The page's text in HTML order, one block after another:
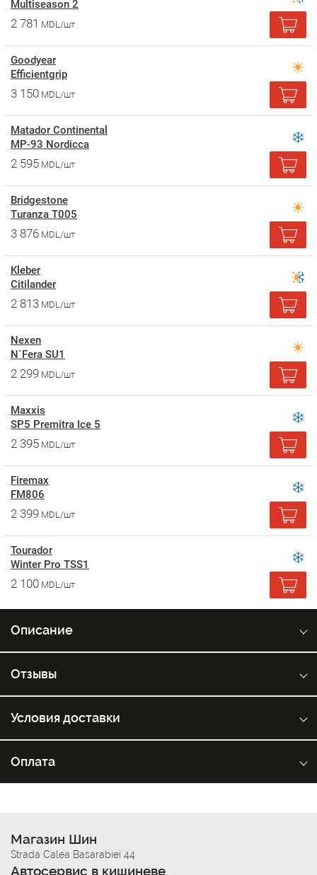
Multiseason 2
2 781 MDL/шт
Goodyear
Efficientgrip
3 150 MDL/шт
Matador Continental
MP-93 Nordicca
2 595 MDL/шт
Bridgestone
Turanza T005
3 876 MDL/шт
Kleber
Citilander
2 813 MDL/шт
Nexen
N`Fera SU1
2 299 MDL/шт
Maxxis
SP5 Premitra Ice 5
2 395 MDL/шт
Firemax
FM806
2 399 MDL/шт
Tourador
Winter Pro TSS1
2 100 MDL/шт
Описание
Отзывы
Условия доставки
Оплата
Магазин Шин
Strada Calea Basarabiei 44
Автосервис в кишиневе